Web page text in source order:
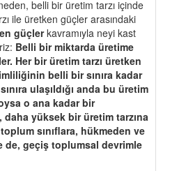
belli bir üretim tarzı içinde
ile üretken güçler arasındaki
güçlerkavramıyla neyi kast
Belli bir miktarda üretime
Her bir üretim tarzı üretken
belli bir sınıra kadar
ulaşıldığı anda bu üretim
o ana kadar bir
yüksek bir üretim tarzına
sınıflara, hükmeden ve
de, geçiş toplumsal devrimle